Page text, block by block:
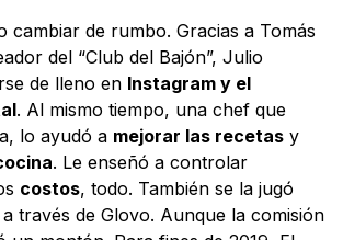
cambiar de rumbo. Gracias a Tomás
del “Club del Bajón”, Julio
de lleno en Instagram y el
. Al mismo tiempo, una chef que
lo ayudó a mejorar las recetas y
. Le enseñó a controlar
costos, todo. También se la jugó
a través de Glovo. Aunque la comisión